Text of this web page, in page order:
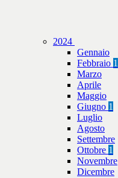
2024
Gennaio
Febbraio 1
Marzo
Aprile
Maggio
Giugno 1
Luglio
Agosto
Settembre
Ottobre 1
Novembre
Dicembre